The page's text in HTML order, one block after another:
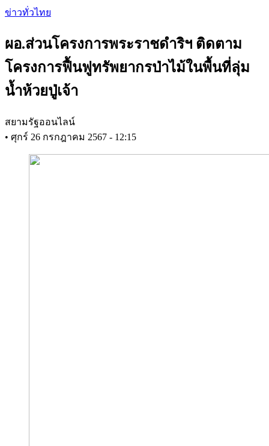
Skip
content
ข่าวทั่วไทย
ผอ.ส่วนโครงการพระราชดำริฯ ติดตาม
โครงการฟื้นฟูทรัพยากรป่าไม้ในพื้นที่ลุ่ม
น้ำห้วยปู่เจ้า
สยามรัฐออนไลน์
• ศุกร์ 26 กรกฎาคม 2567 - 12:15